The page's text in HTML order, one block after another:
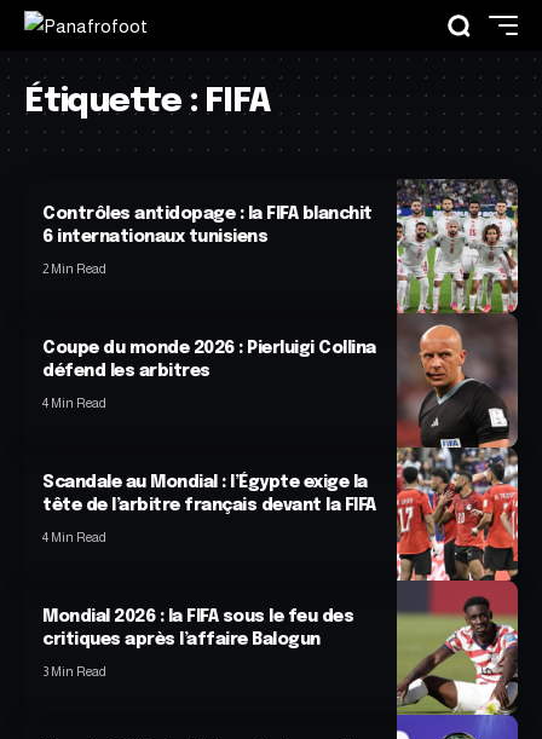
Étiquette : FIFA
Contrôles antidopage : la FIFA blanchit
6 internationaux tunisiens
2 Min Read
Coupe du monde 2026 : Pierluigi Collina
défend les arbitres
4 Min Read
Scandale au Mondial : l’Égypte exige la
tête de l’arbitre français devant la FIFA
4 Min Read
Mondial 2026 : la FIFA sous le feu des
critiques après l’affaire Balogun
3 Min Read